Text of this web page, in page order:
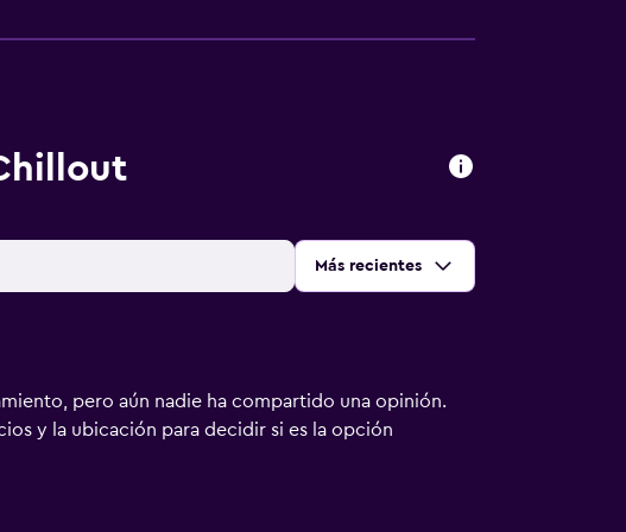
Ordenar por:
Más recientes
pero aún nadie ha compartido una opinión.
y la ubicación para decidir si es la opción